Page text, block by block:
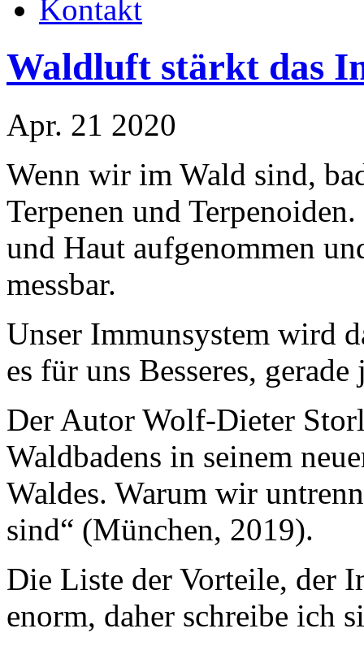
Kontakt
Waldluft stärkt das
Apr. 21 2020
Wenn wir im Wald sind,
Terpenen und
und Haut aufgenommen
messbar.
Unser Immunsystem wird
es für uns Besseres,
Der Autor Wolf-Dieter
Waldbadens in seinem
Waldes. Warum wir
sind“ (München, 2019).
Die Liste der Vorteile, der
enorm, daher schreibe ich